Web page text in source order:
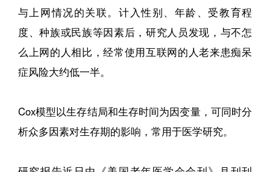
与上网情况的关联。计入性别、年龄、受教育程
度、种族或民族等因素后，研究人员发现，与不怎
么上网的人相比，经常使用互联网的人老来患痴呆
症风险大约低一半。
Cox模型以生存结局和生存时间为因变量，可同时分
析众多因素对生存期的影响，常用于医学研究。